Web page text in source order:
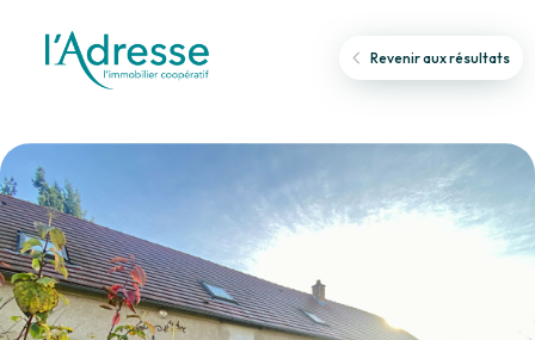
Revenir aux résultats